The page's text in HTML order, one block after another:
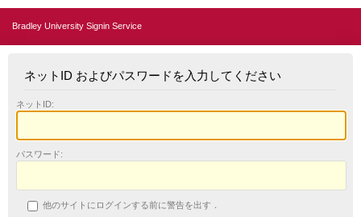
Bradley University Signin Service
ネットID およびパスワードを入力してください
ネットID:
パスワード:
他のサイトにログインする前に警告を出す．